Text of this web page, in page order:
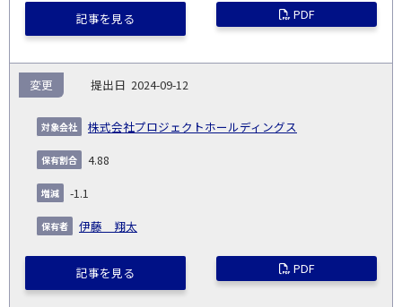
記事を見る PDF
2024-09-12
株式会社プロジェクトホールディングス
変更
4.88
-1.1
伊藤 翔太
記事を見る PDF